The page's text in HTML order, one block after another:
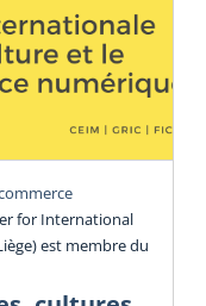
for International
est membre du